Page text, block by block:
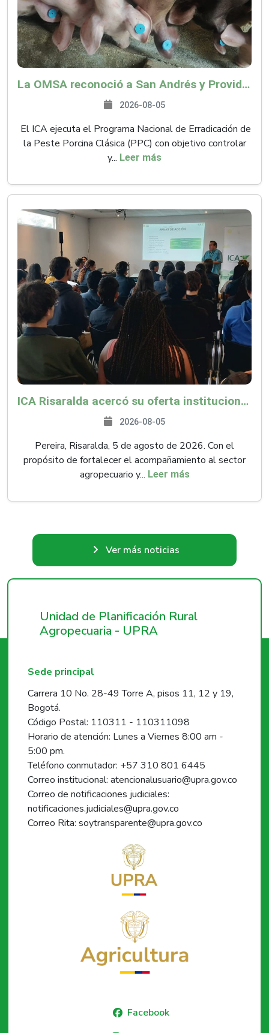
La OMSA reconoció a San Andrés y Providencia como zona libre de Peste Porcina Clásica (PPC)
2026-08-05
El ICA ejecuta el Programa Nacional de Erradicación de
la Peste Porcina Clásica (PPC) con objetivo controlar
y... Leer más
ICA Risaralda acercó su oferta institucional a productores y emprendedores en Expocamello
2026-08-05
Pereira, Risaralda, 5 de agosto de 2026. Con el
propósito de fortalecer el acompañamiento al sector
agropecuario y... Leer más
Ver más noticias
Unidad de Planificación Rural
Agropecuaria - UPRA
Sede principal
Carrera 10 No. 28-49 Torre A, pisos 11, 12 y 19,
Bogotá.
Código Postal: 110311 - 110311098
Horario de atención: Lunes a Viernes 8:00 am -
5:00 pm.
Teléfono conmutador: +57 310 801 6445
Correo institucional: atencionalusuario@upra.gov.co
Correo de notificaciones judiciales:
notificaciones.judiciales@upra.gov.co
Correo Rita: soytransparente@upra.gov.co
Facebook